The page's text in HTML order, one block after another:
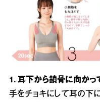
1. 耳下から鎖骨に向かっ
手をチョキにして耳の下